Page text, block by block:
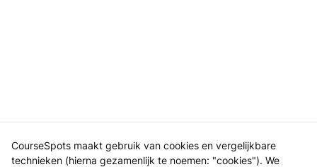
CourseSpots maakt gebruik van cookies en vergelijkbare
technieken (hierna gezamenlijk te noemen: "cookies"). We